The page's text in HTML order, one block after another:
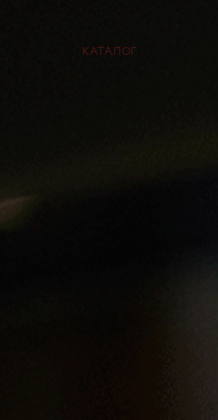
КАТАЛОГ